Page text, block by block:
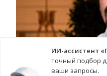
ИИ-ассистент
точный подбор
ваши запросы.